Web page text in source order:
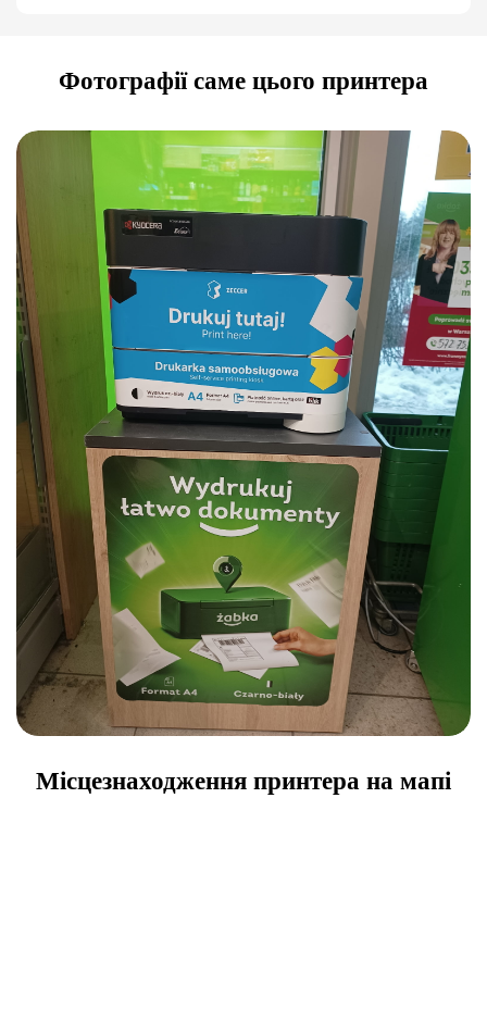
Фотографії саме цього принтера
Місцезнаходження принтера на мапі